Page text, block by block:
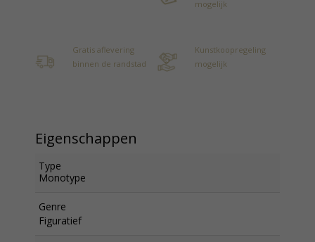
mogelijk
Gratis aflevering
binnen de randstad
Kunstkoopregeling
mogelijk
Eigenschappen
Type
Monotype
Genre
Figuratief